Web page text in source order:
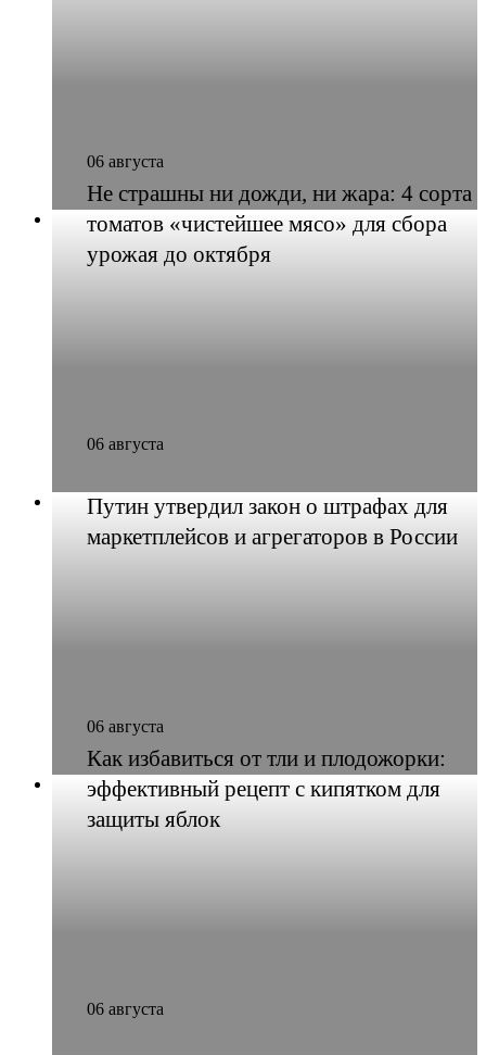
06 августа
Не страшны ни дожди, ни жара: 4 сорта
томатов «чистейшее мясо» для сбора
урожая до октября
06 августа
Путин утвердил закон о штрафах для
маркетплейсов и агрегаторов в России
06 августа
Как избавиться от тли и плодожорки:
эффективный рецепт с кипятком для
защиты яблок
06 августа